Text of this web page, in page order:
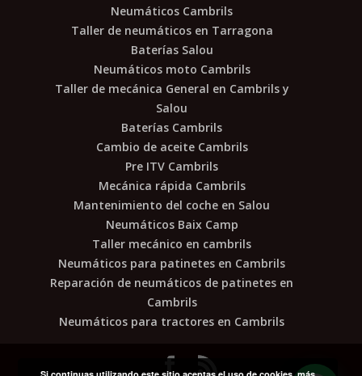
Neumáticos Cambrils
Taller de neumáticos en Tarragona
Baterías Salou
Neumáticos moto Cambrils
Taller de mecánica General en Cambrils y
Salou
Baterías Cambrils
Cambio de aceite Cambrils
Pre ITV Cambrils
Mecánica rápida Cambrils
Mantenimiento del coche en Salou
Neumáticos Baix Camp
Taller mecánico en cambrils
Neumáticos para patinetes en Cambrils
Reparación de neumáticos de patinetes en
Cambrils
Neumáticos para tractores en Cambrils